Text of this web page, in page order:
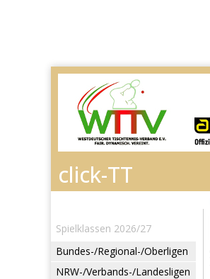
Spielklassen 2026/27
Bundes-/Regional-/Oberligen
NRW-/Verbands-/Landesligen